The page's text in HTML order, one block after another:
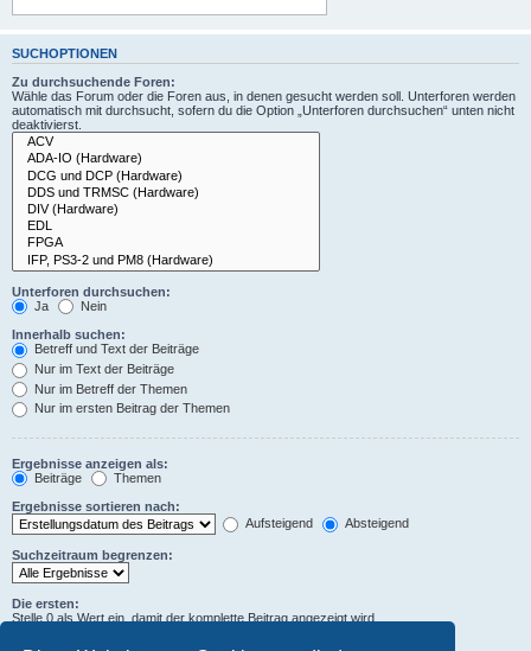
SUCHOPTIONEN
Zu durchsuchende Foren:
Wähle das Forum oder die Foren aus, in denen gesucht werden soll. Unterforen werden
automatisch mit durchsucht, sofern du die Option „Unterforen durchsuchen“ unten nicht
deaktivierst.
Unterforen durchsuchen:
Ja
Nein
Innerhalb suchen:
Betreff und Text der Beiträge
Nur im Text der Beiträge
Nur im Betreff der Themen
Nur im ersten Beitrag der Themen
Ergebnisse anzeigen als:
Beiträge
Themen
Ergebnisse sortieren nach:
Aufsteigend
Absteigend
Suchzeitraum begrenzen:
Die ersten:
Stelle 0 als Wert ein, damit der komplette Beitrag angezeigt wird.